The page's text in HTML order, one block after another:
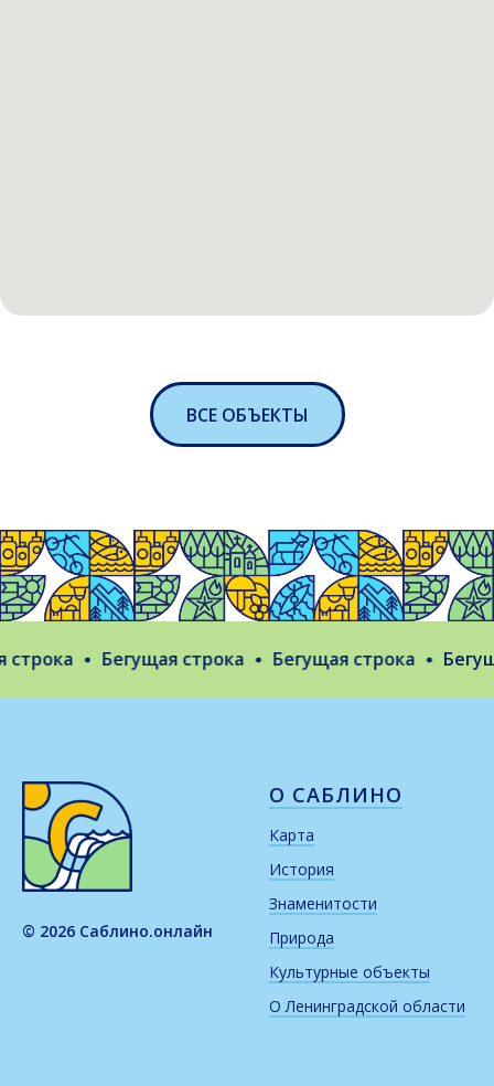
ВСЕ ОБЪЕКТЫ
Бегущая строка Бегущая строка
© 2026 Саблино.онлайн
О САБЛИНО
Карта
История
Знаменитости
Природа
Культурные объекты
О Ленинградской области